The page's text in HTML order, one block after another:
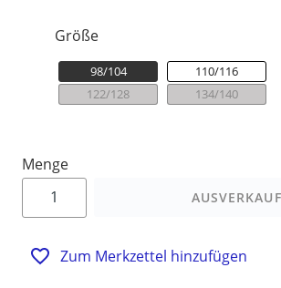
Größe
98/104
110/116
122/128
134/140
Menge
Zum Merkzettel hinzufügen